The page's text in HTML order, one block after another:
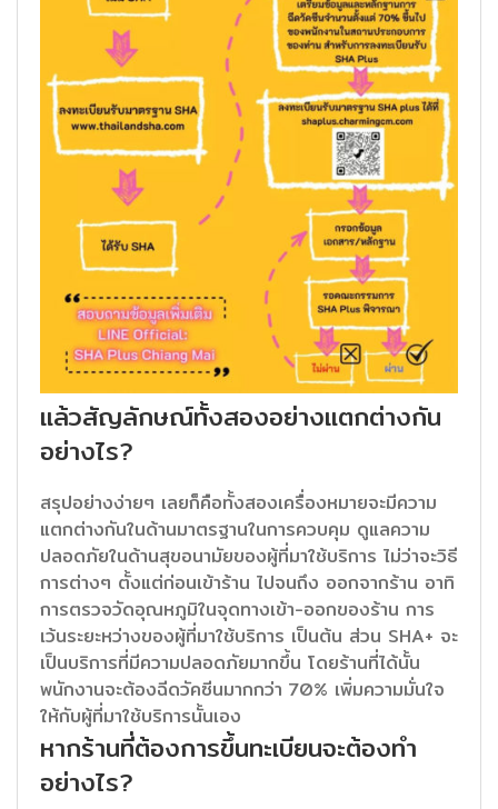
แล้วสัญลักษณ์ทั้งสองอย่างแตกต่างกัน
อย่างไร?
สรุปอย่างง่ายๆ เลยก็คือทั้งสองเครื่องหมายจะมีความ
แตกต่างกันในด้านมาตรฐานในการควบคุม ดูแลความ
ปลอดภัยในด้านสุขอนามัยของผู้ที่มาใช้บริการ ไม่ว่าจะวิธี
การต่างๆ ตั้งแต่ก่อนเข้าร้าน ไปจนถึง ออกจากร้าน อาทิ
การตรวจวัดอุณหภูมิในจุดทางเข้า-ออกของร้าน การ
เว้นระยะหว่างของผู้ที่มาใช้บริการ เป็นต้น ส่วน SHA+ จะ
เป็นบริการที่มีความปลอดภัยมากขึ้น โดยร้านที่ได้นั้น
พนักงานจะต้องฉีดวัคซีนมากกว่า 70% เพิ่มความมั่นใจ
ให้กับผู้ที่มาใช้บริการนั้นเอง
หากร้านที่ต้องการขึ้นทะเบียนจะต้องทำ
อย่างไร?